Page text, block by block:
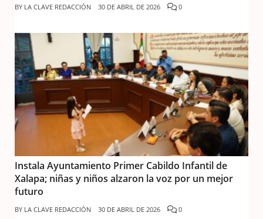
BY LA CLAVE REDACCIÓN 30 DE ABRIL DE 2026 0
Instala Ayuntamiento Primer Cabildo Infantil de
Xalapa; niñas y niños alzaron la voz por un mejor
futuro
BY LA CLAVE REDACCIÓN 30 DE ABRIL DE 2026 0